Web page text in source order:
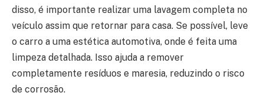
disso, é importante realizar uma lavagem completa no
veículo assim que retornar para casa. Se possível, leve
o carro a uma estética automotiva, onde é feita uma
limpeza detalhada. Isso ajuda a remover
completamente resíduos e maresia, reduzindo o risco
de corrosão.